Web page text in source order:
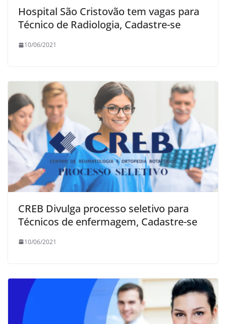
Hospital São Cristovão tem vagas para
Técnico de Radiologia, Cadastre-se
10/06/2021
CREB Divulga processo seletivo para
Técnicos de enfermagem, Cadastre-se
10/06/2021